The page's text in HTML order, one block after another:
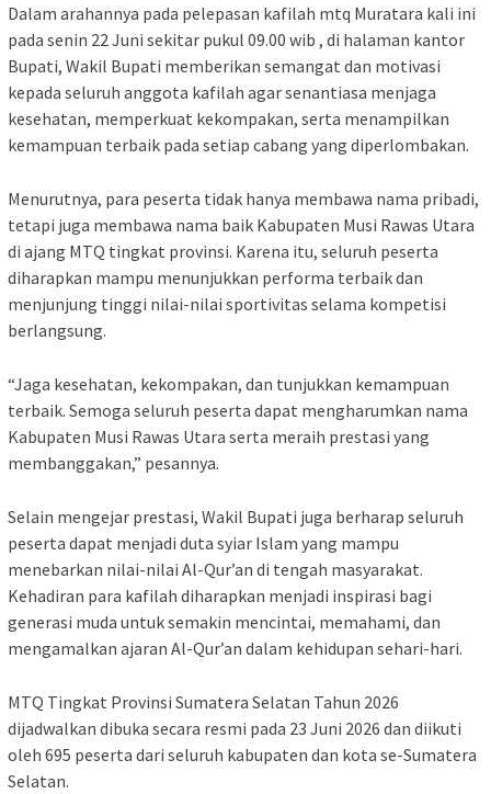
Dalam arahannya pada pelepasan kafilah mtq Muratara kali ini
pada senin 22 Juni sekitar pukul 09.00 wib , di halaman kantor
Bupati, Wakil Bupati memberikan semangat dan motivasi
kepada seluruh anggota kafilah agar senantiasa menjaga
kesehatan, memperkuat kekompakan, serta menampilkan
kemampuan terbaik pada setiap cabang yang diperlombakan.
Menurutnya, para peserta tidak hanya membawa nama pribadi,
tetapi juga membawa nama baik Kabupaten Musi Rawas Utara
di ajang MTQ tingkat provinsi. Karena itu, seluruh peserta
diharapkan mampu menunjukkan performa terbaik dan
menjunjung tinggi nilai-nilai sportivitas selama kompetisi
berlangsung.
“Jaga kesehatan, kekompakan, dan tunjukkan kemampuan
terbaik. Semoga seluruh peserta dapat mengharumkan nama
Kabupaten Musi Rawas Utara serta meraih prestasi yang
membanggakan,” pesannya.
Selain mengejar prestasi, Wakil Bupati juga berharap seluruh
peserta dapat menjadi duta syiar Islam yang mampu
menebarkan nilai-nilai Al-Qur’an di tengah masyarakat.
Kehadiran para kafilah diharapkan menjadi inspirasi bagi
generasi muda untuk semakin mencintai, memahami, dan
mengamalkan ajaran Al-Qur’an dalam kehidupan sehari-hari.
MTQ Tingkat Provinsi Sumatera Selatan Tahun 2026
dijadwalkan dibuka secara resmi pada 23 Juni 2026 dan diikuti
oleh 695 peserta dari seluruh kabupaten dan kota se-Sumatera
Selatan.